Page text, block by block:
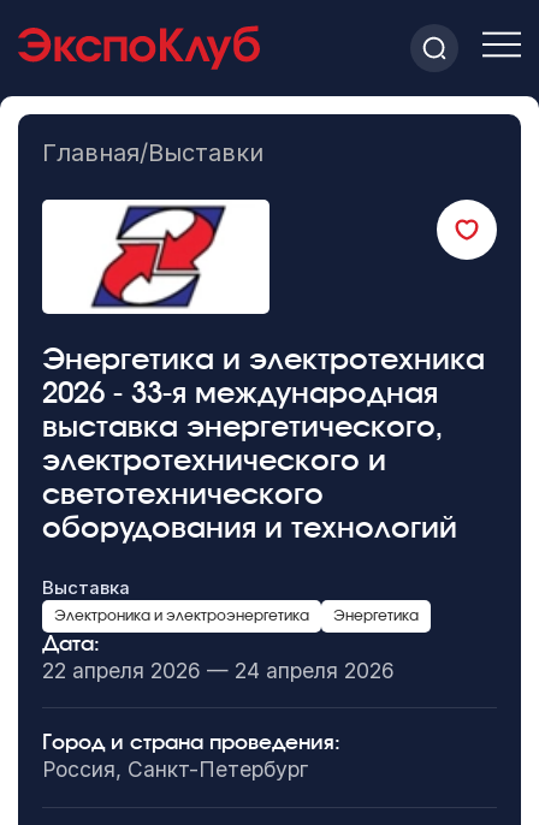
Главная/Выставки
Энергетика и электротехника
2026 - 33-я международная
выставка энергетического,
электротехнического и
светотехнического
оборудования и технологий
Выставка
Электроника и электроэнергетика Энергетика
Дата:
22 апреля 2026 — 24 апреля 2026
Город и страна проведения:
Россия, Санкт-Петербург